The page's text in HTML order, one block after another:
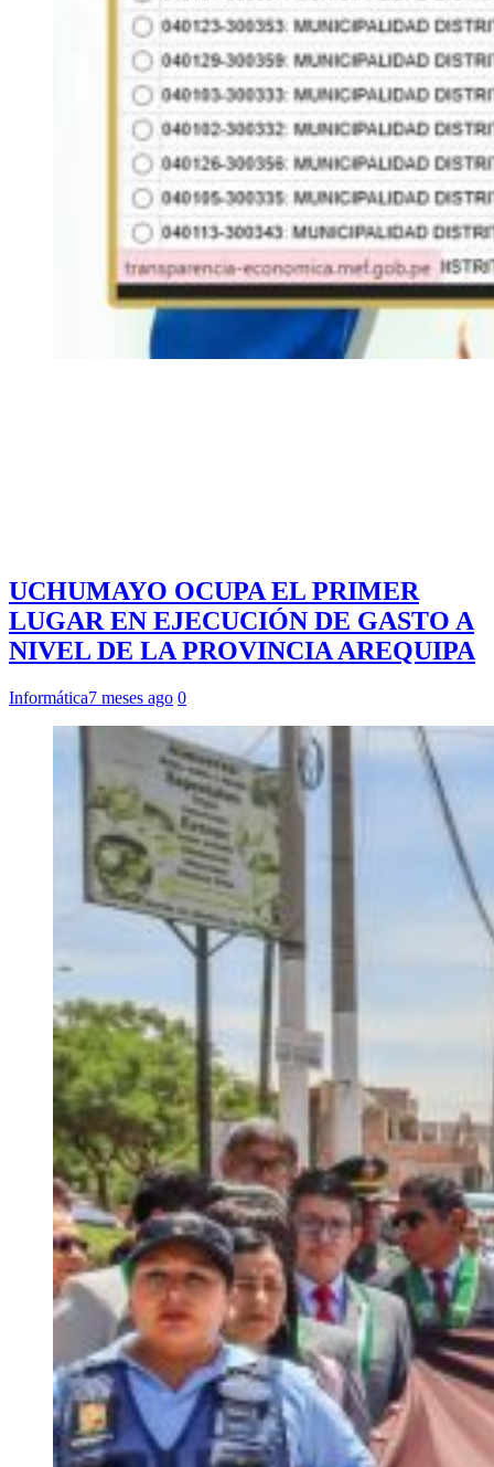
UCHUMAYO OCUPA EL PRIMER
LUGAR EN EJECUCIÓN DE GASTO A
NIVEL DE LA PROVINCIA AREQUIPA
Informática7 meses ago 0